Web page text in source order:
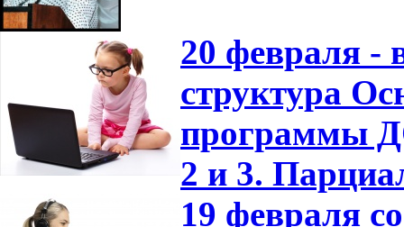
20 февраля -
структура
программы
2 и 3.
19 февраля